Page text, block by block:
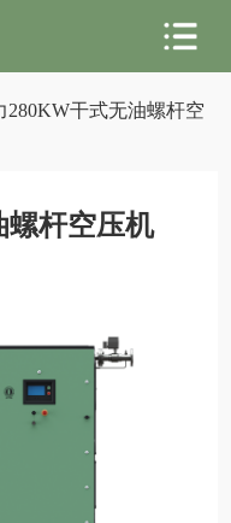
280KW干式无油螺杆空
螺杆空压机